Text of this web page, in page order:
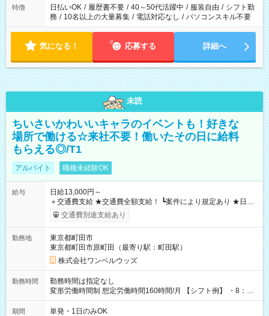
特徴 日払いOK / 履歴書不要 / 40～50代活躍中 / 服装自由 / シフト勤
務 / 10名以上の大量募集 / 電話対応なし / パソコンスキル不要
気になる！ 応募する 詳細へ
未読
ちいさいかわいいキャラのイベントも！好きな
場所で働ける☆来社不要！働いたその日に給料
もらえる◎/T1
アルバイト 職種未経験OK
給与
日給13,000円～
＋交通費支給 ★交通費全額支給！ ┗案件により規定あり ★日払
いOK！（規定あり） ┗働いたその日に現金GET♪ お仕事後はコ
ンビニATMから 日払い分を引き落とせます！ 【試用期間】試
交通費別途支給あり
勤務地
東京都町田市
東京都町田市原町田（最寄り駅：町田駅）
株式会社ワンベルウッズ
勤務時間
勤務時間は指定なし
変形労働時間制 想定労働時間160時間/月 【シフト例】 ・8：00
～21：00
期間 単発・1日のみOK